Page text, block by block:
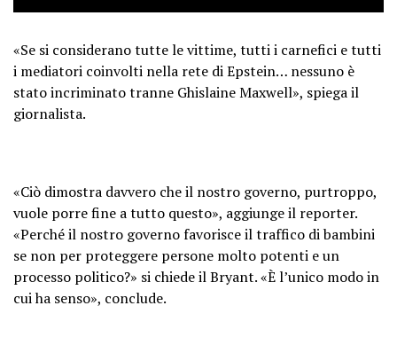
— Collin Rugg (@CollinRugg)July 8,
2025
«Se si considerano tutte le vittime, tutti i carnefici e tutti
i mediatori coinvolti nella rete di Epstein… nessuno è
stato incriminato tranne Ghislaine Maxwell», spiega il
giornalista.
«Ciò dimostra davvero che il nostro governo, purtroppo,
vuole porre fine a tutto questo», aggiunge il reporter.
«Perché il nostro governo favorisce il traffico di bambini
se non per proteggere persone molto potenti e un
processo politico?» si chiede il Bryant. «È l’unico modo in
cui ha senso», conclude.